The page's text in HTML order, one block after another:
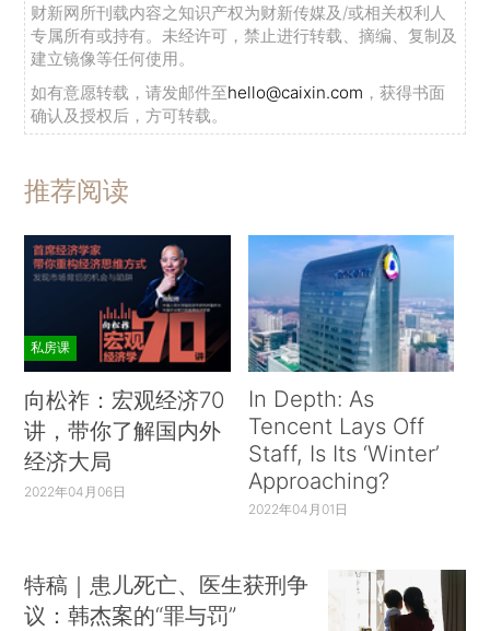
财新网所刊载内容之知识产权为财新传媒及/或相关权利人
专属所有或持有。未经许可，禁止进行转载、摘编、复制及
建立镜像等任何使用。
如有意愿转载，请发邮件至hello@caixin.com ，获得书面
确认及授权后，方可转载。
推荐阅读
私房课
向松祚：宏观经济70
讲，带你了解国内外
经济大局
2022年04月06日
In Depth: As
Tencent Lays Off
Staff, Is Its ‘Winter’
Approaching?
2022年04月01日
特稿｜患儿死亡、医生获刑争
议：韩杰案的“罪与罚”